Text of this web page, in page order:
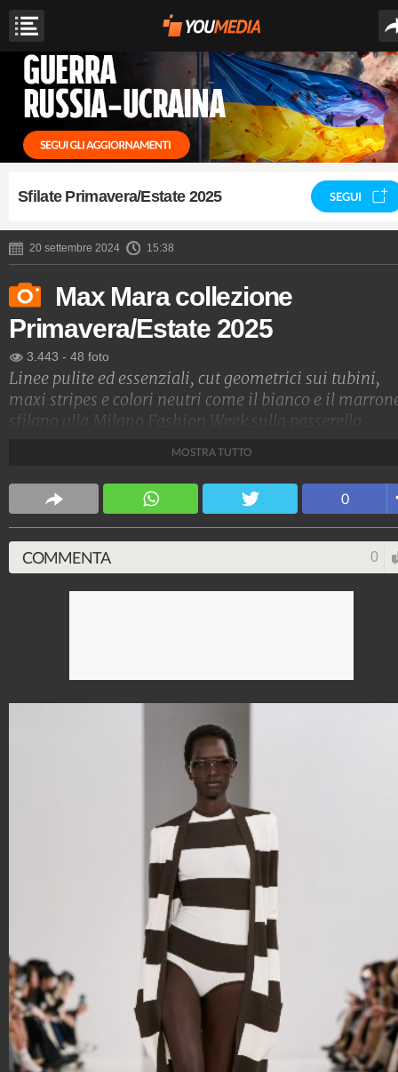
Sfilate Primavera/Estate 2025 SEGUI
20 settembre 2024 15:38
Max Mara collezione
Primavera/Estate 2025
3.443 - 48 foto
Linee pulite ed essenziali, cut geometrici sui tubini,
maxi stripes e colori neutri come il bianco e il
sfilano alla Milano Fashion Week sulla passerella
Stile e trend
1.515.103.584 1.957 video 138.074 foto
MOSTRA TUTTO
0
COMMENTA 0